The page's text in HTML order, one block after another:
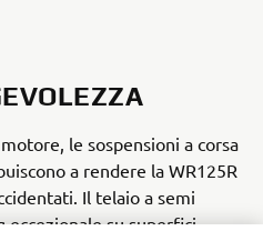
le sospensioni a corsa
a rendere la WR125R
Il telaio a semi
su superfici